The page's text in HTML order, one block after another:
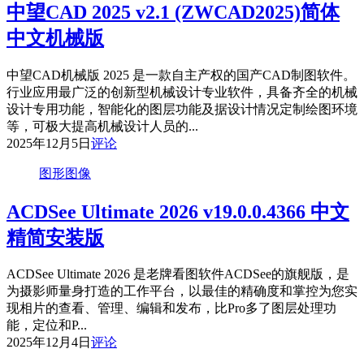
中望CAD 2025 v2.1 (ZWCAD2025)简体
中文机械版
中望CAD机械版 2025 是一款自主产权的国产CAD制图软件。
行业应用最广泛的创新型机械设计专业软件，具备齐全的机械
设计专用功能，智能化的图层功能及据设计情况定制绘图环境
等，可极大提高机械设计人员的...
2025年12月5日 评论
图形图像
ACDSee Ultimate 2026 v19.0.0.4366 中文
精简安装版
ACDSee Ultimate 2026 是老牌看图软件ACDSee的旗舰版，是
为摄影师量身打造的工作平台，以最佳的精确度和掌控为您实
现相片的查看、管理、编辑和发布，比Pro多了图层处理功
能，定位和P...
2025年12月4日 评论